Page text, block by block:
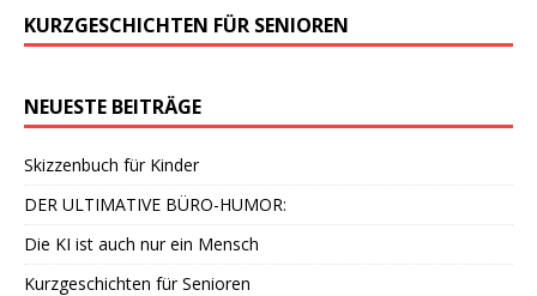
KURZGESCHICHTEN FÜR SENIOREN
NEUESTE BEITRÄGE
Skizzenbuch für Kinder
DER ULTIMATIVE BÜRO-HUMOR:
Die KI ist auch nur ein Mensch
Kurzgeschichten für Senioren